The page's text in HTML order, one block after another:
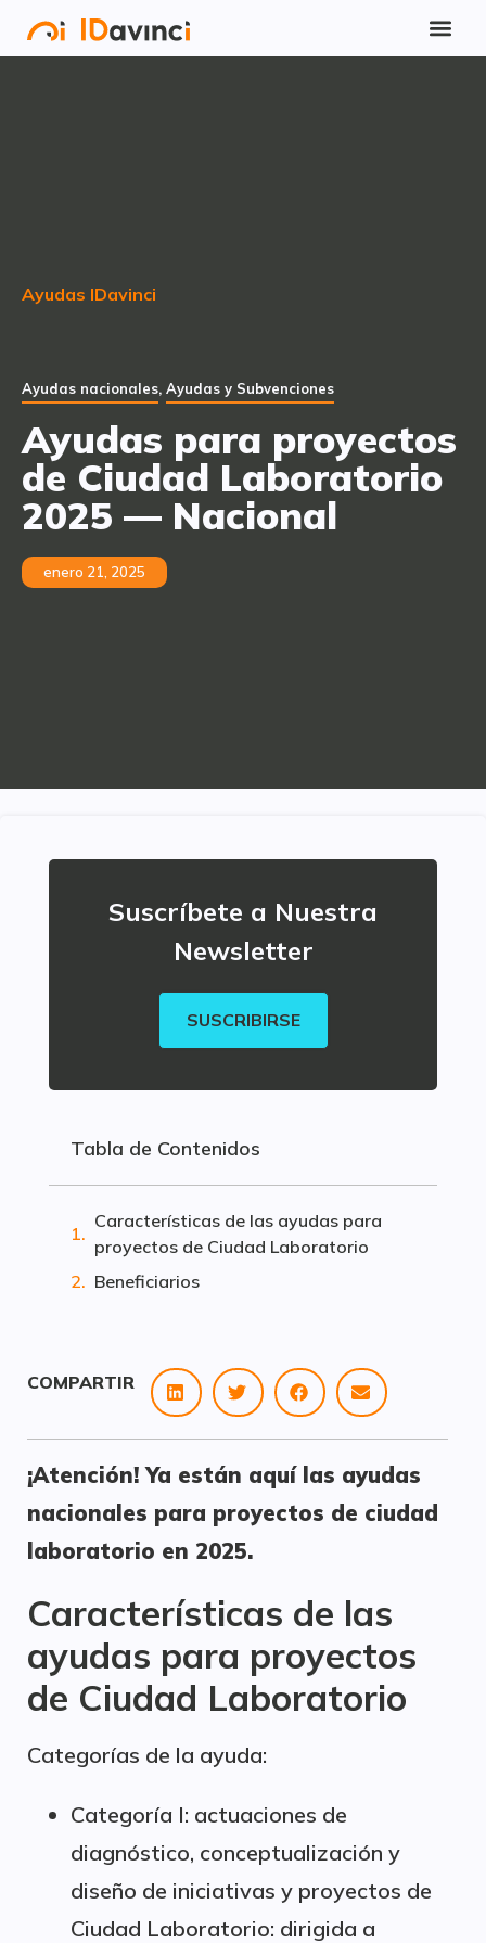
Ayudas IDavinci
Ayudas nacionales, Ayudas y Subvenciones
Ayudas para proyectos
de Ciudad Laboratorio
2025 — Nacional
enero 21, 2025
COMPARTIR
¡Atención! Ya están aquí las ayudas
nacionales para proyectos de ciudad
laboratorio en 2025.
Características de las
ayudas para proyectos
de Ciudad Laboratorio
Categorías de la ayuda:
Categoría I: actuaciones de
diagnóstico, conceptualización y
diseño de iniciativas y proyectos de
Ciudad Laboratorio: dirigida a
Suscríbete a Nuestra
Newsletter
SUSCRIBIRSE
Tabla de Contenidos
Características de las ayudas para
proyectos de Ciudad Laboratorio
Beneficiarios